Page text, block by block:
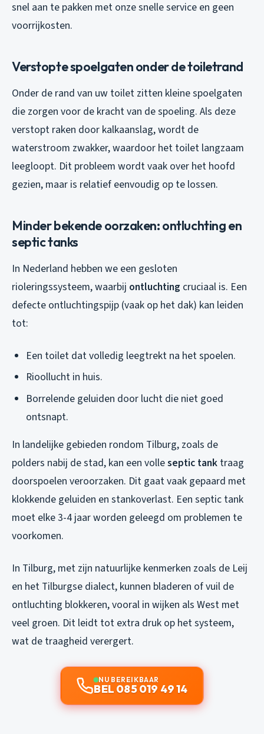
snel aan te pakken met onze snelle service en geen
voorrijkosten.
Verstopte spoelgaten onder de toiletrand
Onder de rand van uw toilet zitten kleine spoelgaten
die zorgen voor de kracht van de spoeling. Als deze
verstopt raken door kalkaanslag, wordt de
waterstroom zwakker, waardoor het toilet langzaam
leegloopt. Dit probleem wordt vaak over het hoofd
gezien, maar is relatief eenvoudig op te lossen.
Minder bekende oorzaken: ontluchting en
septic tanks
In Nederland hebben we een gesloten
rioleringssysteem, waarbij ontluchting cruciaal is. Een
defecte ontluchtingspijp (vaak op het dak) kan leiden
tot:
Een toilet dat volledig leegtrekt na het spoelen.
Rioollucht in huis.
Borrelende geluiden door lucht die niet goed
ontsnapt.
In landelijke gebieden rondom Tilburg, zoals de
polders nabij de stad, kan een volleseptic tank traag
doorspoelen veroorzaken. Dit gaat vaak gepaard met
klokkende geluiden en stankoverlast. Een septic tank
moet elke 3-4 jaar worden geleegd om problemen te
voorkomen.
In Tilburg, met zijn natuurlijke kenmerken zoals de Leij
en het Tilburgse dialect, kunnen bladeren of vuil de
ontluchting blokkeren, vooral in wijken als West met
veel groen. Dit leidt tot extra druk op het systeem,
wat de traagheid verergert.
NU BEREIKBAAR
BEL 085 019 49 14